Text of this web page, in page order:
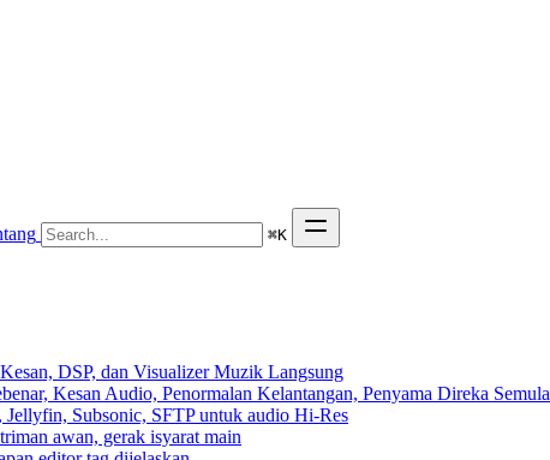
⌘K
DSP, dan Visualizer Muzik Langsung
Kesan Audio, Penormalan Kelantangan, Penyama Direka Semula
Subsonic, SFTP untuk audio Hi-Res
awan, gerak isyarat main